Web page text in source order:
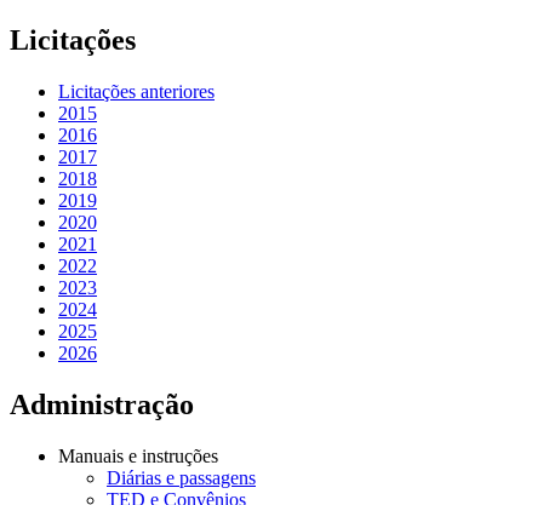
Licitações
Licitações anteriores
2015
2016
2017
2018
2019
2020
2021
2022
2023
2024
2025
2026
Administração
Manuais e instruções
Diárias e passagens
TED e Convênios